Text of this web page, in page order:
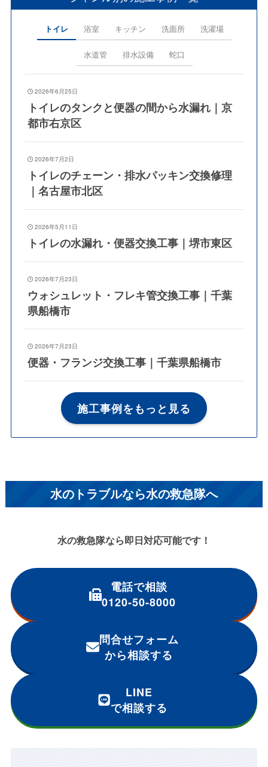
トイレ 浴室 キッチン 洗面所 洗濯場
水道管 排水設備 蛇口
2026年6月25日
トイレのタンクと便器の間から水漏れ｜京
都市右京区
2026年7月2日
トイレのチェーン・排水パッキン交換修理
｜名古屋市北区
2026年5月11日
トイレの水漏れ・便器交換工事｜堺市東区
2026年7月23日
ウォシュレット・フレキ管交換工事｜千葉
県船橋市
2026年7月23日
便器・フランジ交換工事｜千葉県船橋市
施工事例をもっと見る
水のトラブルなら水の救急隊へ
水の救急隊なら即日対応可能です！
電話で相談
0120-50-8000
問合せフォーム
から相談する
LINE
で相談する